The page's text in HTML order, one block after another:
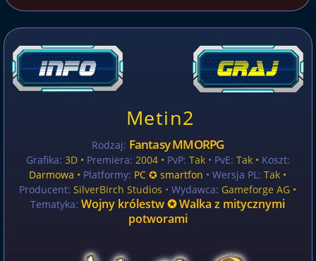
Metin2
Rodzaj: Fantasy MMORPG
Grafika: 3D • Premiera: 2004 • PvP: Tak• PvE: Tak • Koszt:
Darmowa • Platformy: PC ✪ smartfon • Wersja PL: Tak •
Producent: SilverBirch Studios • Wydawca: Gameforge AG •
Tematyka: Wojny królestw ✪ Walka z mitycznymi
potworami